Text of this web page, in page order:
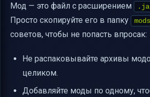
Мод — это файл с расширением
Просто скопируйте его в папку
mods
советов, чтобы не попасть впросак:
Не распаковывайте архивы
целиком.
Добавляйте моды по одному,